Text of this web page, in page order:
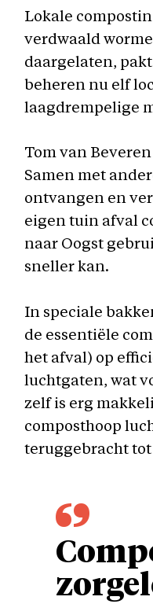
Lokale
verdwaald
daargelaten, pakt
beheren nu elf
laagdrempelige
Tom van
Samen met
ontvangen en
eigen tuin afval
naar Oogst
sneller kan.
In speciale
de essentiële
het afval) op
luchtgaten, wat
zelf is erg
composthoop
teruggebracht tot